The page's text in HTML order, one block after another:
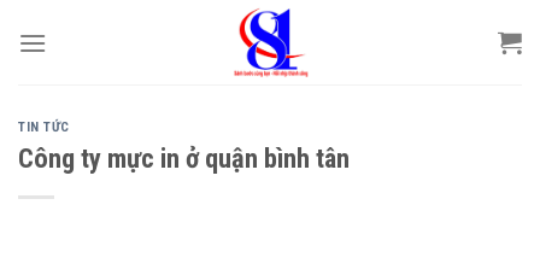
TIN TỨC
Công ty mực in ở quận bình tân